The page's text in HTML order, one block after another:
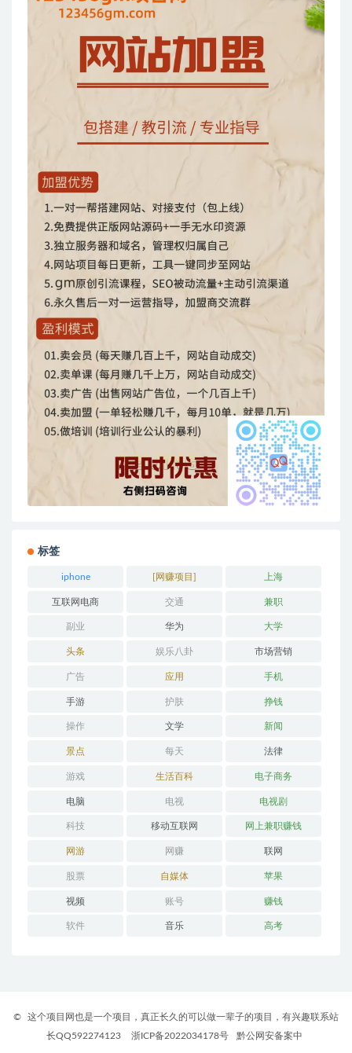
标签
iphone [网赚项目] 上海
互联网电商 交通 兼职
副业 华为 大学
头条 娱乐八卦 市场营销
广告 应用 手机
手游 护肤 挣钱
操作 文学 新闻
景点 每天 法律
游戏 生活百科 电子商务
电脑 电视 电视剧
科技 移动互联网 网上兼职赚钱
网游 网赚 联网
股票 自媒体 苹果
视频 账号 赚钱
软件 音乐 高考
©
这个项目网也是一个项目，真正长久的可以做一辈子的项目，有兴趣联系站
长QQ592274123
浙ICP备2022034178号 黔公网安备案中